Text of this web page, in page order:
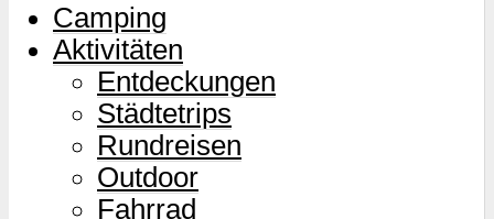
Camping
Aktivitäten
Entdeckungen
Städtetrips
Rundreisen
Outdoor
Fahrrad